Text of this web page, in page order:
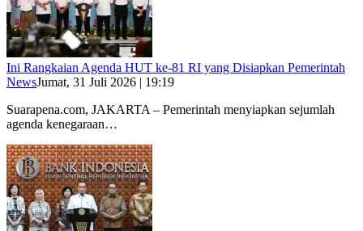
Ini Rangkaian Agenda HUT ke-81 RI yang Disiapkan Pemerintah
NewsJumat, 31 Juli 2026 | 19:19
Suarapena.com, JAKARTA – Pemerintah menyiapkan sejumlah
agenda kenegaraan…